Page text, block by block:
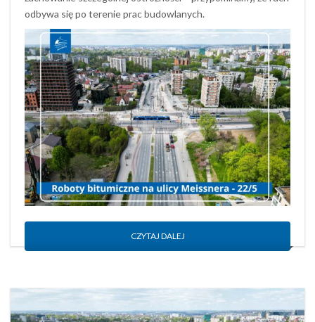
odbywa się po terenie prac budowlanych.
CZYTAJ DALEJ